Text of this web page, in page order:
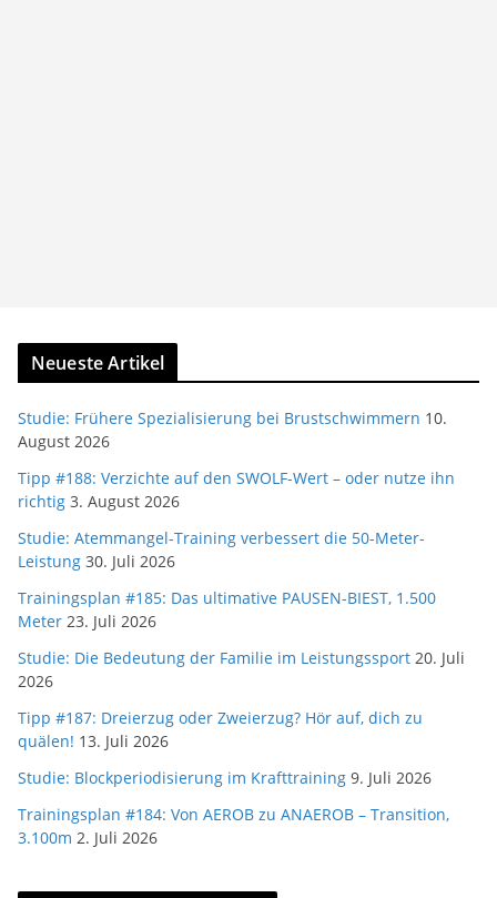
Neueste Artikel
Studie: Frühere Spezialisierung bei Brustschwimmern 10.
August 2026
Tipp #188: Verzichte auf den SWOLF-Wert – oder nutze ihn
richtig 3. August 2026
Studie: Atemmangel-Training verbessert die 50-Meter-
Leistung 30. Juli 2026
Trainingsplan #185: Das ultimative PAUSEN-BIEST, 1.500
Meter 23. Juli 2026
Studie: Die Bedeutung der Familie im Leistungssport 20. Juli
2026
Tipp #187: Dreierzug oder Zweierzug? Hör auf, dich zu
quälen! 13. Juli 2026
Studie: Blockperiodisierung im Krafttraining 9. Juli 2026
Trainingsplan #184: Von AEROB zu ANAEROB – Transition,
3.100m 2. Juli 2026